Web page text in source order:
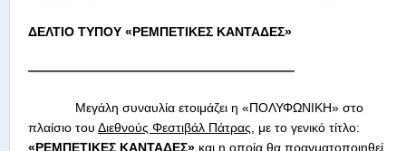
ΔΕΛΤΙΟ ΤΥΠΟΥ «ΡΕΜΠΕΤΙΚΕΣ ΚΑΝΤΑΔΕΣ»
—————————————————————
Μεγάλη συναυλία ετοιμάζει η «ΠΟΛΥΦΩΝΙΚΗ» στο
πλαίσιο του Διεθνούς Φεστιβάλ Πάτρας , με το γενικό τίτλο:
«ΡΕΜΠΕΤΙΚΕΣ ΚΑΝΤΑΔΕΣ» και η οποία θα πραγματοποιηθεί